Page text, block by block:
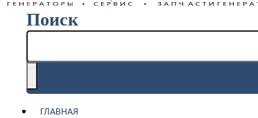
Поиск
ГЛАВНАЯ